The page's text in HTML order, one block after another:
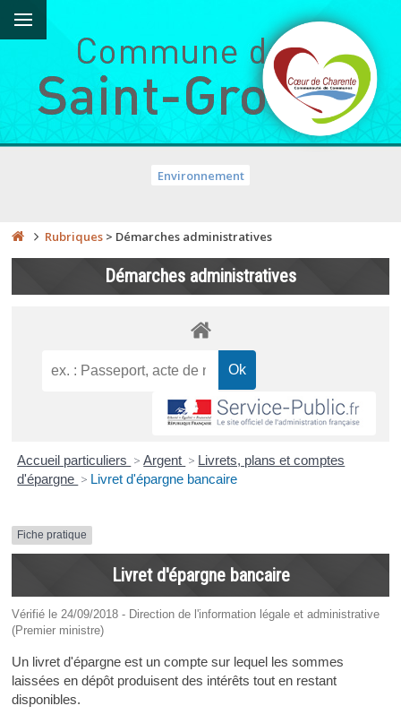
Environnement
Rubriques > Démarches administratives
Démarches administratives
Accueil particuliers > Argent > Livrets, plans et comptes
d'épargne > Livret d'épargne bancaire
Fiche pratique
Livret d'épargne bancaire
Vérifié le 24/09/2018 - Direction de l'information légale et administrative
(Premier ministre)
Un livret d'épargne est un compte sur lequel les sommes
laissées en dépôt produisent des intérêts tout en restant
disponibles.